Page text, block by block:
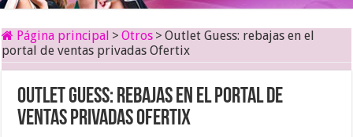
Página principal > Otros > Outlet Guess: rebajas en el
portal de ventas privadas Ofertix
Outlet Guess: rebajas en el portal de
ventas privadas Ofertix